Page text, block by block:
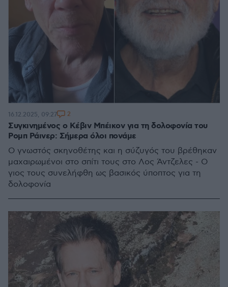
Συγκινημένος ο Κέβιν Μπέικον για τη δολοφονία του
Ρομπ Ράινερ: Σήμερα όλοι πονάμε
Ο γνωστός σκηνοθέτης και η σύζυγός του βρέθηκαν
μαχαιρωμένοι στο σπίτι τους στο Λος Άντζελες - Ο
γιος τους συνελήφθη ως βασικός ύποπτος για τη
δολοφονία
16.12.2025, 09:27 2